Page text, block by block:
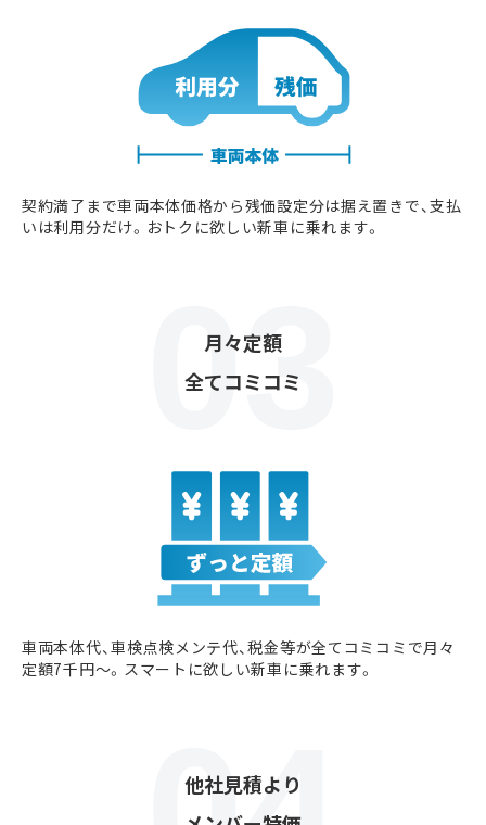
契約満了まで車両本体価格から残価設定分は据え置きで、支払
いは利用分だけ。おトクに欲しい新車に乗れます。
月々定額
全てコミコミ
車両本体代、車検点検メンテ代、税金等が全てコミコミで月々
定額7千円〜。スマートに欲しい新車に乗れます。
他社見積より